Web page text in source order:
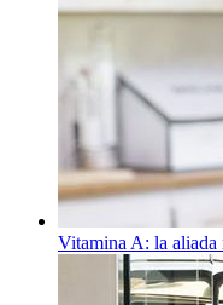
Vitamina A: la aliada